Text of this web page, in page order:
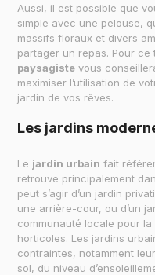
Aussi, il est possible que
simple avec une pelouse,
massifs floraux et divers
partager un repas. Pour ce
paysagiste vous
maximiser l’utilisation de
jardin de vos rêves.
Les jardins
Le jardin urbain fait
retrouve principalement
peut s’agir d’un jardin
une arrière-cour, ou d’un
communauté locale pour
horticoles. Les jardins
contraintes, notamment
sol, du niveau